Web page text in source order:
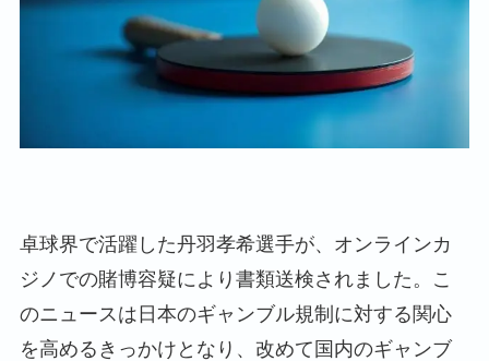
卓球界で活躍した丹羽孝希選手が、オンラインカ
ジノでの賭博容疑により書類送検されました。こ
のニュースは日本のギャンブル規制に対する関心
を高めるきっかけとなり、改めて国内のギャンブ